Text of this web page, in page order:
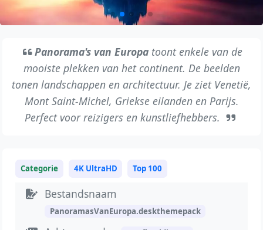
Panorama's van Europa toont enkele van de
mooiste plekken van het continent. De beelden
tonen landschappen en architectuur. Je ziet Venetië,
Mont Saint-Michel, Griekse eilanden en Parijs.
Perfect voor reizigers en kunstliefhebbers.
Categorie 4K UltraHD Top 100
Bestandsnaam
PanoramasVanEuropa.deskthemepack